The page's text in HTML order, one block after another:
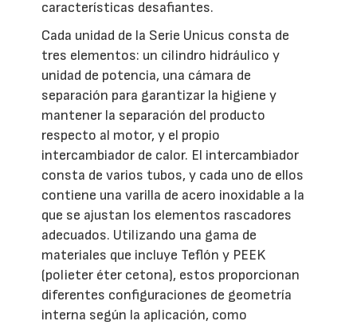
características desafiantes.
Cada unidad de la Serie Unicus consta de
tres elementos: un cilindro hidráulico y
unidad de potencia, una cámara de
separación para garantizar la higiene y
mantener la separación del producto
respecto al motor, y el propio
intercambiador de calor. El intercambiador
consta de varios tubos, y cada uno de ellos
contiene una varilla de acero inoxidable a la
que se ajustan los elementos rascadores
adecuados. Utilizando una gama de
materiales que incluye Teflón y PEEK
(polieter éter cetona), estos proporcionan
diferentes configuraciones de geometría
interna según la aplicación, como